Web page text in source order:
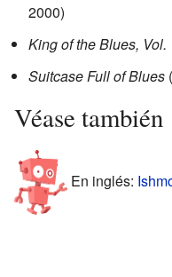
2000)
King of the Blues, Vol.
Suitcase Full of Blues
Véase también
En inglés: